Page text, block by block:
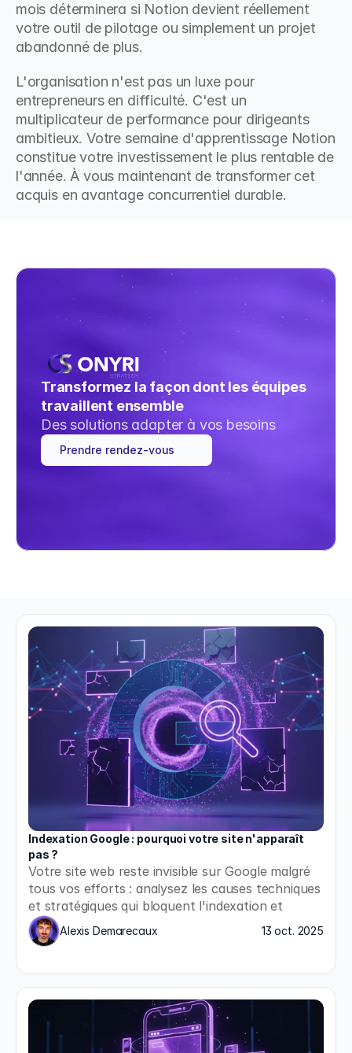
mois déterminera si Notion devient réellement
votre outil de pilotage ou simplement un projet
abandonné de plus.
L'organisation n'est pas un luxe pour
entrepreneurs en difficulté. C'est un
multiplicateur de performance pour dirigeants
ambitieux. Votre semaine d'apprentissage Notion
constitue votre investissement le plus rentable de
l'année. À vous maintenant de transformer cet
acquis en avantage concurrentiel durable.
Transformez la façon dont les équipes
travaillent ensemble
Des solutions adapter à vos besoins
Prendre rendez-vous
Indexation Google : pourquoi votre site n'apparaît
pas ?
Votre site web reste invisible sur Google malgré
tous vos efforts : analysez les causes techniques
et stratégiques qui bloquent l'indexation et
appliquez les solutions concrètes pour enfin
apparaître dans les résultats de recherche.
Alexis Demarecaux 13 oct. 2025